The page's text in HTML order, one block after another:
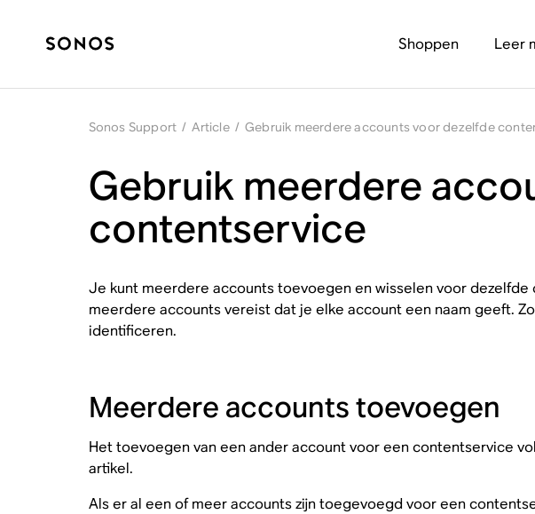
Shoppen Leer
Sonos Support / Article / Gebruik meerdere accounts voor dezelfde
Gebruik meerdere
contentservice
Je kunt meerdere accounts toevoegen en wisselen voor
meerdere accounts vereist dat je elke account een naam geeft.
identificeren.
Meerdere accounts toevoegen
Het toevoegen van een ander account voor een contentservice
artikel.
Als er al een of meer accounts zijn toegevoegd voor een